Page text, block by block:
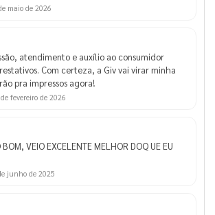
maio de 2026
atendimento e auxílio ao consumidor
Com certeza, a Giv vai virar minha
pra impressos agora!
fevereiro de 2026
VEIO EXCELENTE MELHOR DOQ UE EU
junho de 2025